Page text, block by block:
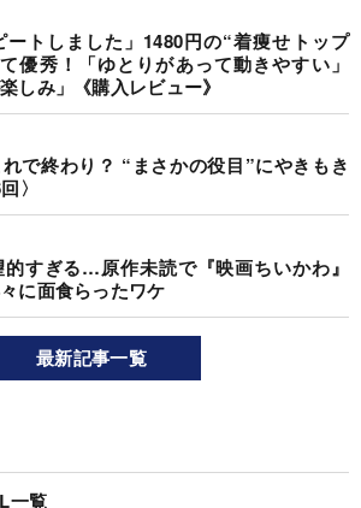
ートしました」1480円の“着痩せトップ
優秀！「ゆとりがあって動きやすい」
しみ」《購入レビュー》
で終わり？ “まさかの役目”にやきもき
〉
すぎる…原作未読で『映画ちいかわ』
に面食らったワケ
最新記事一覧
一覧